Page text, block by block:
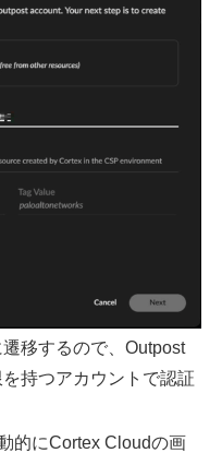
移するので、Outpost
持つアカウントで認証
的にCortex Cloudの画